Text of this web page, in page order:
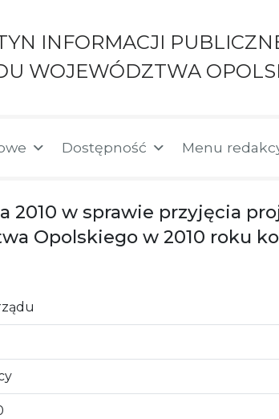
INFORMACJI
WOJEWÓDZTWA
Dostępność Menu
2010 w sprawie przyjęcia
Opolskiego w 2010 roku